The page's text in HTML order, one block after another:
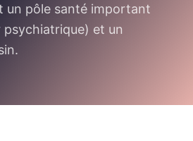
un pôle santé important
et un